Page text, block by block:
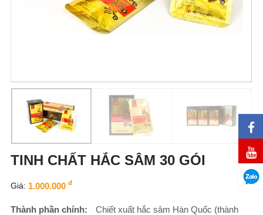
TINH CHẤT HẮC SÂM 30 GÓI
Giá: 1.000.000 đ
Thành phần chính:
Chiết xuất hắc sâm Hàn Quốc (thành